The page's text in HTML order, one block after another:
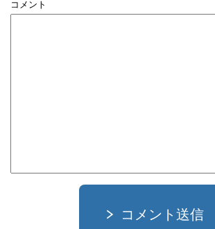
コメント
コメント送信